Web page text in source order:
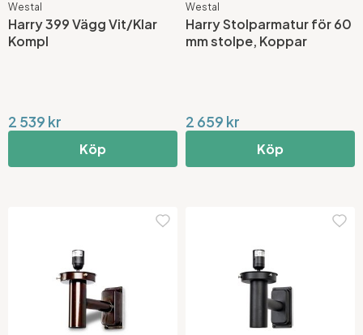
Westal
Harry 399 Vägg Vit/Klar
Kompl
2 539 kr
Köp
Westal
Harry Stolparmatur för 60
mm stolpe, Koppar
2 659 kr
Köp